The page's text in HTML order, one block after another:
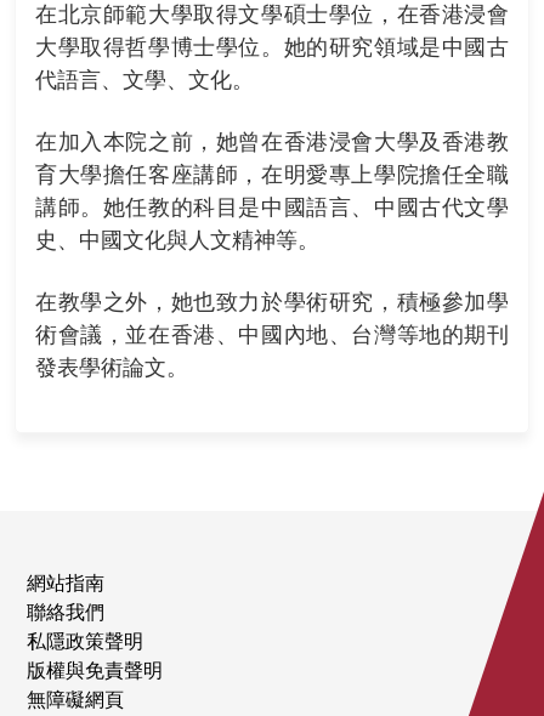
在北京師範大學取得文學碩士學位，在香港浸會
大學取得哲學博士學位。她的研究領域是中國古
代語言、文學、文化。
在加入本院之前，她曾在香港浸會大學及香港教
育大學擔任客座講師，在明愛專上學院擔任全職
講師。她任教的科目是中國語言、中國古代文學
史、中國文化與人文精神等。
在教學之外，她也致力於學術研究，積極參加學
術會議，並在香港、中國內地、台灣等地的期刊
發表學術論文。
網站指南
聯絡我們
私隱政策聲明
版權與免責聲明
無障礙網頁